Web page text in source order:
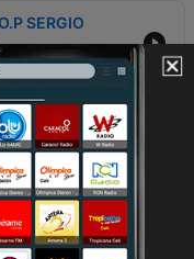
SERGIO
ENEMIGO | P.E
MUNDO
| P.E